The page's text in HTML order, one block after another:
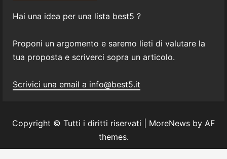
Hai una idea per una lista best5 ?
Proponi un argomento e saremo lieti di valutare la
tua proposta e scriverci sopra un articolo.
Scrivici una email a info@best5.it
Copyright © Tutti i diritti riservati MoreNews by AF
themes.